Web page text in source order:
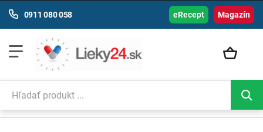
Magazín
0911 080 058 eRecept